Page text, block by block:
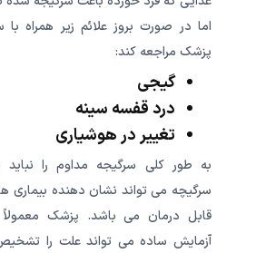
اما در صورت بروز علائم زیر همراه با
پزشک مراجعه کند:
گیجی
درد قفسه سینه
تغییر در هوشیاری
به طور کلی سرگیجه مداوم را
سرگیچه می تواند نشان دهنده بیماری
قابل درمان می باشد. پزشک معمولاً
آزمایش ساده می تواند علت را